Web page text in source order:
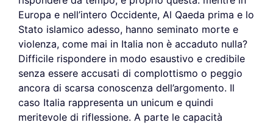
Europa e nell’intero Occidente, Al Qaeda prima e lo
Stato islamico adesso, hanno seminato morte e
violenza, come mai in Italia non è accaduto nulla?
Difficile rispondere in modo esaustivo e credibile
senza essere accusati di complottismo o peggio
ancora di scarsa conoscenza dell’argomento. Il
caso Italia rappresenta un unicum e quindi
meritevole di riflessione. A parte le capacità